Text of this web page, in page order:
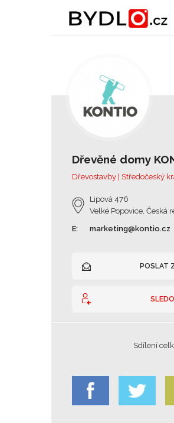
Dřevěné domy
Dřevostavby | Středočeský
Lipová 476
Velké Popovice, Česká
E:
marketing@kontio.cz
POSLAT
Sdílení